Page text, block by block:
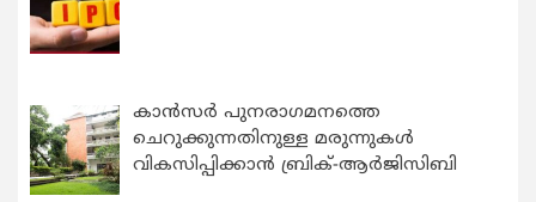
കാന്‍സര്‍ പുനരാഗമനത്തെ
ചെറുക്കുന്നതിനുള്ള മരുന്നുകള്‍
വികസിപ്പിക്കാന്‍ ബ്രിക്-ആര്‍ജിസിബി